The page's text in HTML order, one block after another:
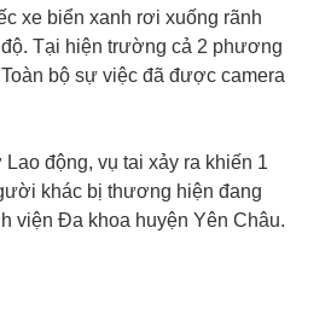
xe biển xanh rơi xuống rãnh
Tại hiện trường cả 2 phương
bộ sự việc đã được camera
động, vụ tai xảy ra khiến 1
khác bị thương hiện đang
viện Đa khoa huyện Yên Châu.